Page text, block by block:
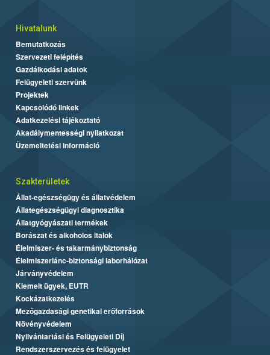
Hivatalunk
Bemutatkozás
Szervezeti felépítés
Gazdálkodási adatok
Felügyeleti szervünk
Projektek
Kapcsolódó linkek
Adatkezelési tájékoztató
Akadálymentességi nyilatkozat
Üzemeltetési információ
Szakterületek
Állat-egészségügy és állatvédelem
Állategészségügyi diagnosztika
Állatgyógyászati termékek
Borászat és alkoholos italok
Élelmiszer- és takarmánybiztonság
Élelmiszerlánc-biztonsági laborhálózat
Járványvédelem
Kiemelt ügyek, EUTR
Kockázatkezelés
Mezőgazdasági genetikai erőforrások
Növényvédelem
Nyilvántartási és Felügyeleti Díj
Rendszerszervezés és felügyelet